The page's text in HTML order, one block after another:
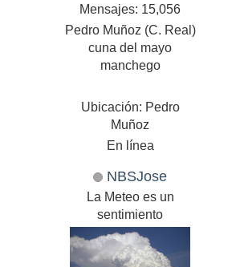
Mensajes: 15,056
Pedro Muñoz (C. Real)
cuna del mayo
manchego
Ubicación: Pedro
Muñoz
En línea
NBSJose
La Meteo es un
sentimiento